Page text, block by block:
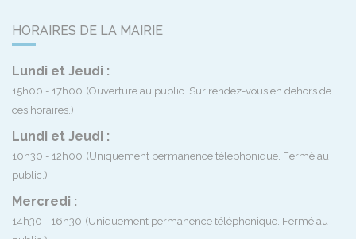
HORAIRES DE LA MAIRIE
Lundi et Jeudi :
15h00 - 17h00 (Ouverture au public. Sur rendez-vous en dehors de
ces horaires.)
Lundi et Jeudi :
10h30 - 12h00 (Uniquement permanence téléphonique. Fermé au
public.)
Mercredi :
14h30 - 16h30 (Uniquement permanence téléphonique. Fermé au